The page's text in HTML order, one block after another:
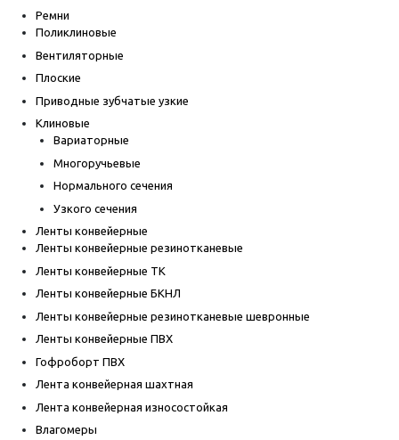
Ремни
Поликлиновые
Вентиляторные
Плоские
Приводные зубчатые узкие
Клиновые
Вариаторные
Многоручьевые
Нормального сечения
Узкого сечения
Ленты конвейерные
Ленты конвейерные резинотканевые
Ленты конвейерные ТК
Ленты конвейерные БКНЛ
Ленты конвейерные резинотканевые шевронные
Ленты конвейерные ПВХ
Гофроборт ПВХ
Лента конвейерная шахтная
Лента конвейерная износостойкая
Влагомеры